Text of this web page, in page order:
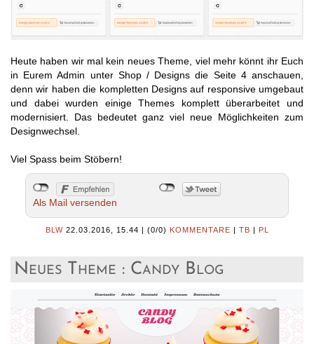
Heute haben wir mal kein neues Theme, viel mehr könnt ihr Euch
in Eurem Admin unter Shop / Designs die Seite 4 anschauen,
denn wir haben die kompletten Designs auf responsive umgebaut
und dabei wurden einige Themes komplett überarbeitet und
modernisiert. Das bedeutet ganz viel neue Möglichkeiten zum
Designwechsel.
Viel Spass beim Stöbern!
Als Mail versenden
BLW 22.03.2016, 15.44 (0/0) KOMMENTARE TB PL
Neues Theme : Candy Blog